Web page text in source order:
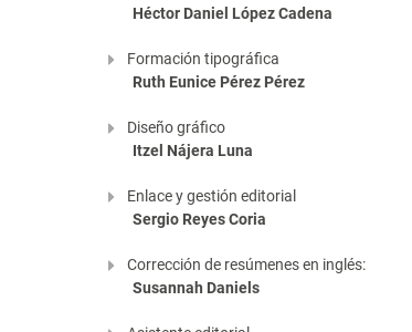
Héctor Daniel López Cadena
Formación tipográfica
Ruth Eunice Pérez Pérez
Diseño gráfico
Itzel Nájera Luna
Enlace y gestión editorial
Sergio Reyes Coria
Corrección de resúmenes en inglés:
Susannah Daniels